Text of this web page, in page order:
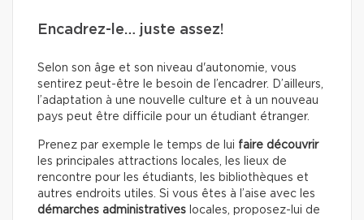
Encadrez-le… juste assez!
Selon son âge et son niveau d'autonomie, vous
sentirez peut-être le besoin de l’encadrer. D’ailleurs,
l’adaptation à une nouvelle culture et à un nouveau
pays peut être difficile pour un étudiant étranger.
Prenez par exemple le temps de lui faire découvrir
les principales attractions locales, les lieux de
rencontre pour les étudiants, les bibliothèques et
autres endroits utiles. Si vous êtes à l’aise avec les
démarches administratives locales, proposez-lui de